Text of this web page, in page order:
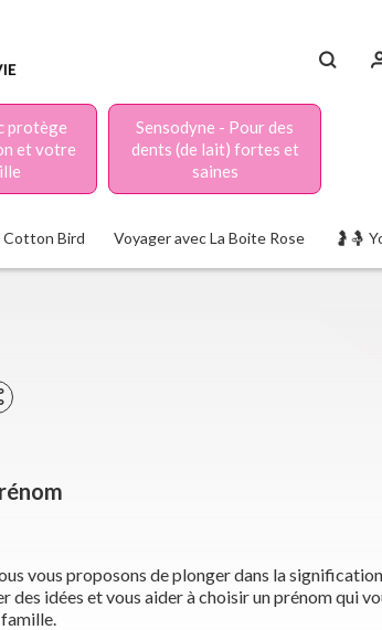
protège
et votre
Sensodyne - Pour des
dents (de lait) fortes et
saines
Cotton Bird Voyager avec La Boite Rose 🤰🤱
vous proposons de plonger dans la
idées et vous aider à choisir un prénom qui